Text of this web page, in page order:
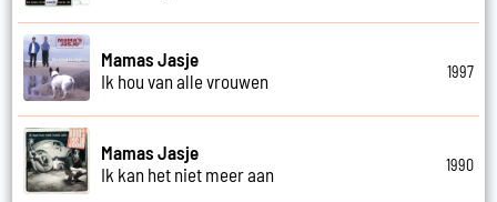
Mamas Jasje
Ik hou van alle vrouwen
1997
Mamas Jasje
Ik kan het niet meer aan
1990